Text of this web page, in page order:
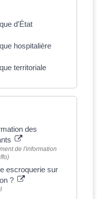
d'État
hospitalière
territoriale
des
de l'information
escroquerie sur
?